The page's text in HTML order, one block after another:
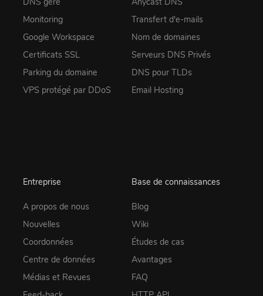
Monitoring
Google Workspace
Certificats SSL
Parking du domaine
VPS protégé par DDoS
Transfert d'e-mails
Nom de domaines
Serveurs DNS Privés
DNS pour TLDs
Email Hosting
Entreprise
A propos de nous
Nouvelles
Coordonnées
Centre de données
Médias et Revues
Base de connaissances
Blog
Wiki
Études de cas
Avantages
FAQ